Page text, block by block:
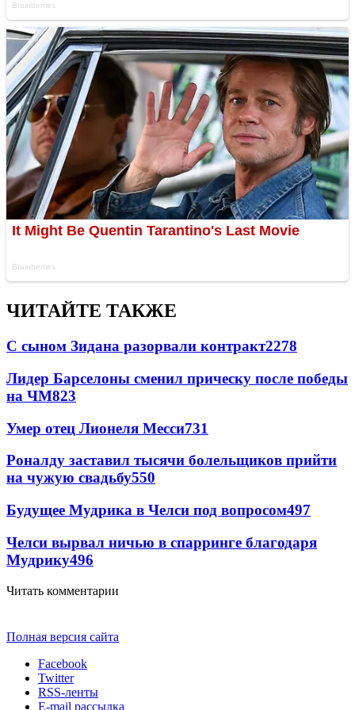
ЧИТАЙТЕ ТАКЖЕ
С сыном Зидана разорвали контракт2278
Лидер Барселоны сменил прическу после победы
на ЧМ823
Умер отец Лионеля Месси731
Роналду заставил тысячи болельщиков прийти
на чужую свадьбу550
Будущее Мудрика в Челси под вопросом497
Челси вырвал ничью в спарринге благодаря
Мудрику496
Читать комментарии
Полная версия сайта
Facebook
Twitter
RSS-ленты
E-mail рассылка